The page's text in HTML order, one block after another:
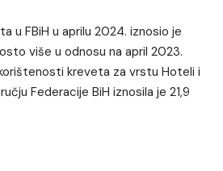
u FBiH u aprilu 2024. iznosio je
više u odnosu na april 2023.
kreveta za vrstu Hoteli i
Federacije BiH iznosila je 21,9